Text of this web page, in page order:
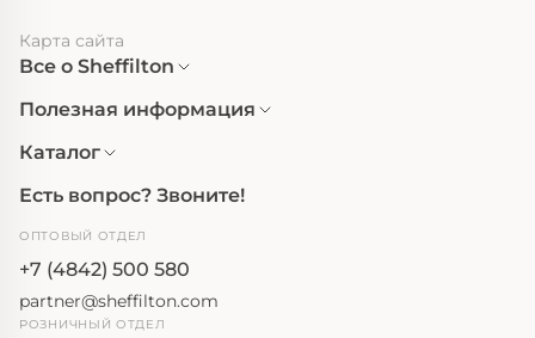
Карта сайта
Все о Sheffilton
Полезная информация
Каталог
Есть вопрос? Звоните!
ОПТОВЫЙ ОТДЕЛ
+7 (4842) 500 580
partner@sheffilton.com
РОЗНИЧНЫЙ ОТДЕЛ